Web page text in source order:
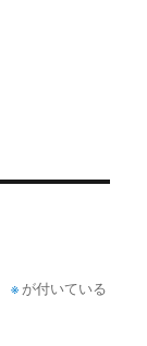
※ が付いている